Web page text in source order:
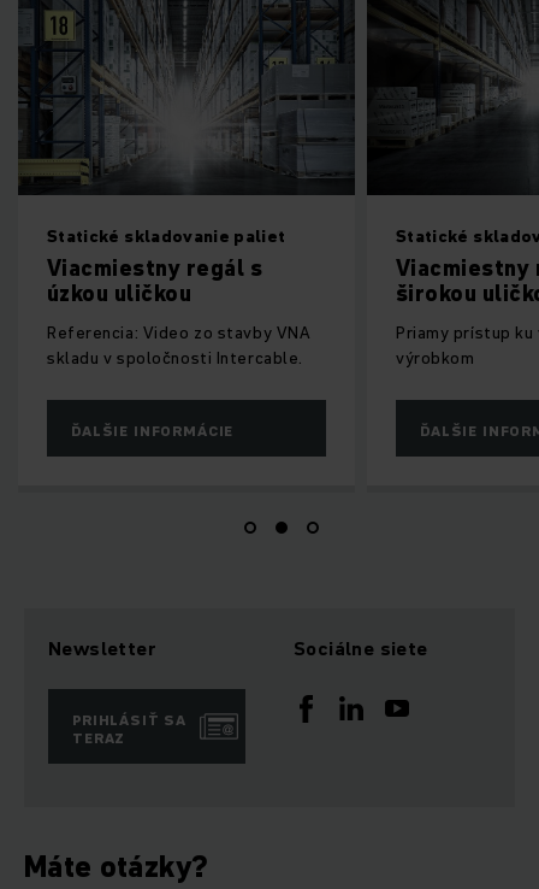
Statické skladovanie paliet
Viacmiestny regál s
úzkou uličkou
Referencia: Video zo stavby VNA
skladu v spoločnosti Intercable.
ĎALŠIE INFORMÁCIE
Statické
Viacmiestny
širokou
Priamy prístup
výrobkom
ĎALŠIE
Newsletter
PRIHLÁSIŤ SA
TERAZ
Sociálne siete
Máte otázky?